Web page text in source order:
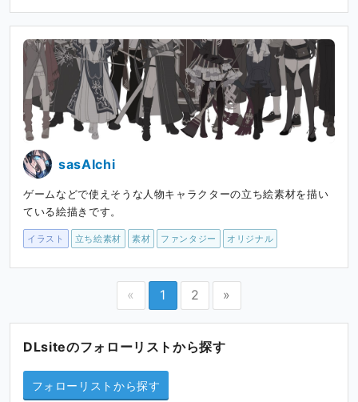
sasAIchi
ゲームなどで使えそうな人物キャラクターの立ち絵素材を描い
ている絵描きです。
イラスト 立ち絵素材 素材 ファンタジー オリジナル
« 1 2 »
DLsiteのフォローリストから探す
フォローリストから探す